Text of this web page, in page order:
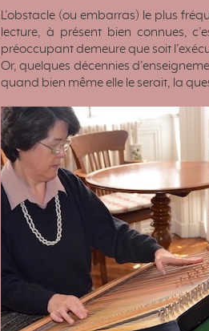
L’obstacle (ou embarras) le plus
lecture, à présent bien connues,
préoccupant demeure que soit
Or, quelques décennies
quand bien même elle le serait, la